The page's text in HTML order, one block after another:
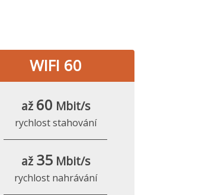
WIFI 60
až 60 Mbit/s
rychlost stahování
až 35Mbit/s
rychlost nahrávání